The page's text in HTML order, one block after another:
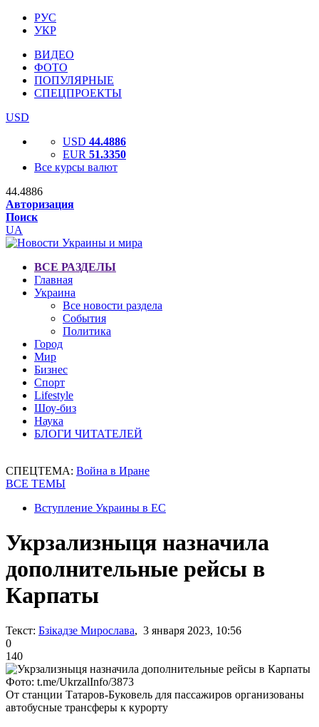
РУС
УКР
ВИДЕО
ФОТО
ПОПУЛЯРНЫЕ
СПЕЦПРОЕКТЫ
USD
USD 44.4886
EUR 51.3350
Все курсы валют
44.4886
Авторизация
Поиск
UA
ВСЕ РАЗДЕЛЫ
Главная
Украина
Все новости раздела
События
Политика
Город
Мир
Бизнес
Спорт
Lifestyle
Шоу-биз
Наука
БЛОГИ ЧИТАТЕЛЕЙ
СПЕЦТЕМА: Война в Иране
ВСЕ ТЕМЫ
Вступление Украины в ЕС
Укрзализныця назначила
дополнительные рейсы в
Карпаты
Текст: Бзікадзе Мирослава, 3 января 2023, 10:56
0
140
Фото: t.me/UkrzalInfo/3873
От станции Татаров-Буковель для пассажиров организованы
автобусные трансферы к курорту